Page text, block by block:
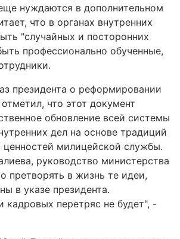
нуждаются в дополнительном
что в органах внутренних
"случайных и посторонних
профессионально обученные,
президента о реформировании
что этот документ
обновление всей системы
дел на основе традиций
милицейской службы.
руководство министерства
претворять в жизнь те идеи,
в указе президента.
кадровых перетряс не будет", -